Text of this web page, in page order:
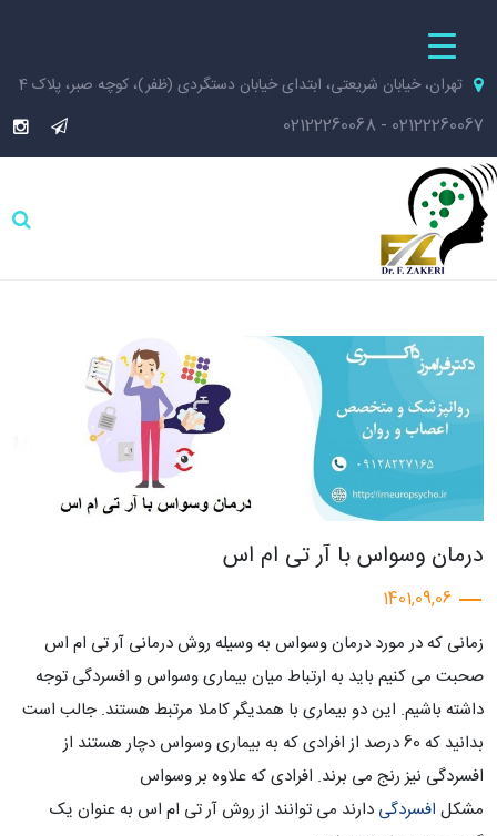
تهران، خیابان شریعتی، ابتدای خیابان دستگردی (ظفر)، کوچه صبر، پلاک 4
02122260067
-
02122260068
درمان وسواس با آر تی ام اس
1401,09,06
زمانی که در مورد درمان وسواس به وسیله روش درمانی آر تی ام اس
صحبت می کنیم باید به ارتباط میان بیماری وسواس و افسردگی توجه
داشته باشیم. این دو بیماری با همدیگر کاملا مرتبط هستند. جالب است
بدانید که 60 درصد از افرادی که به بیماری وسواس دچار هستند از
افسردگی نیز رنج می برند. افرادی که علاوه بر وسواس
مشکل افسردگی دارند می توانند از روش آر تی ام اس به عنوان یک